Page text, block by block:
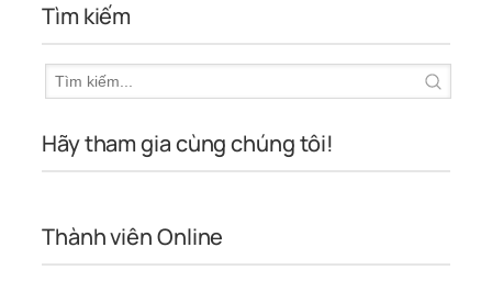
Tìm kiếm
Hãy tham gia cùng chúng tôi!
Thành viên Online